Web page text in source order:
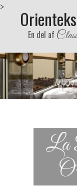
En del af
>
La
Previous